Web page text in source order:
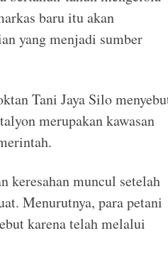
baru itu akan
yang menjadi sumber
Tani Jaya Silo
merupakan kawasan
keresahan muncul setelah
Menurutnya, para petani
karena telah melalui